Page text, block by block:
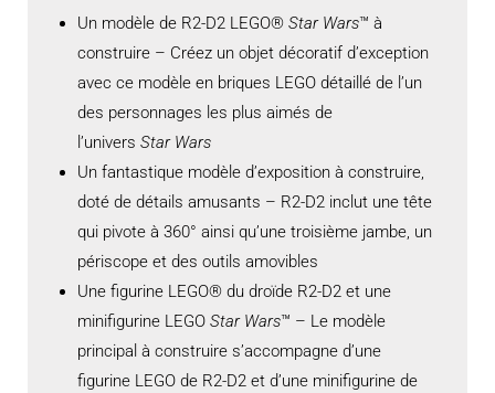
Un modèle de R2-D2 LEGO® Star Wars™ à
construire – Créez un objet décoratif d’exception
avec ce modèle en briques LEGO détaillé de l’un
des personnages les plus aimés de
l’univers Star Wars
Un fantastique modèle d’exposition à construire,
doté de détails amusants – R2-D2 inclut une tête
qui pivote à 360° ainsi qu’une troisième jambe, un
périscope et des outils amovibles
Une figurine LEGO® du droïde R2-D2 et une
minifigurine LEGO Star Wars™ – Le modèle
principal à construire s’accompagne d’une
figurine LEGO de R2-D2 et d’une minifigurine de